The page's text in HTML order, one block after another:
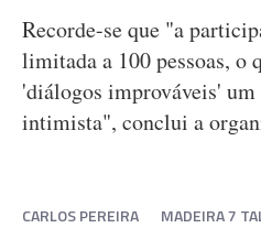
Recorde-se que "a
limitada a 100 pessoas, o
'diálogos improváveis'
intimista", conclui a
CARLOS PEREIRA MADEIRA 7